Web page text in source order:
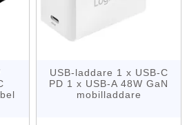
USB-laddare 1 x USB-C
PD 1 x USB-A 48W GaN
mobilladdare